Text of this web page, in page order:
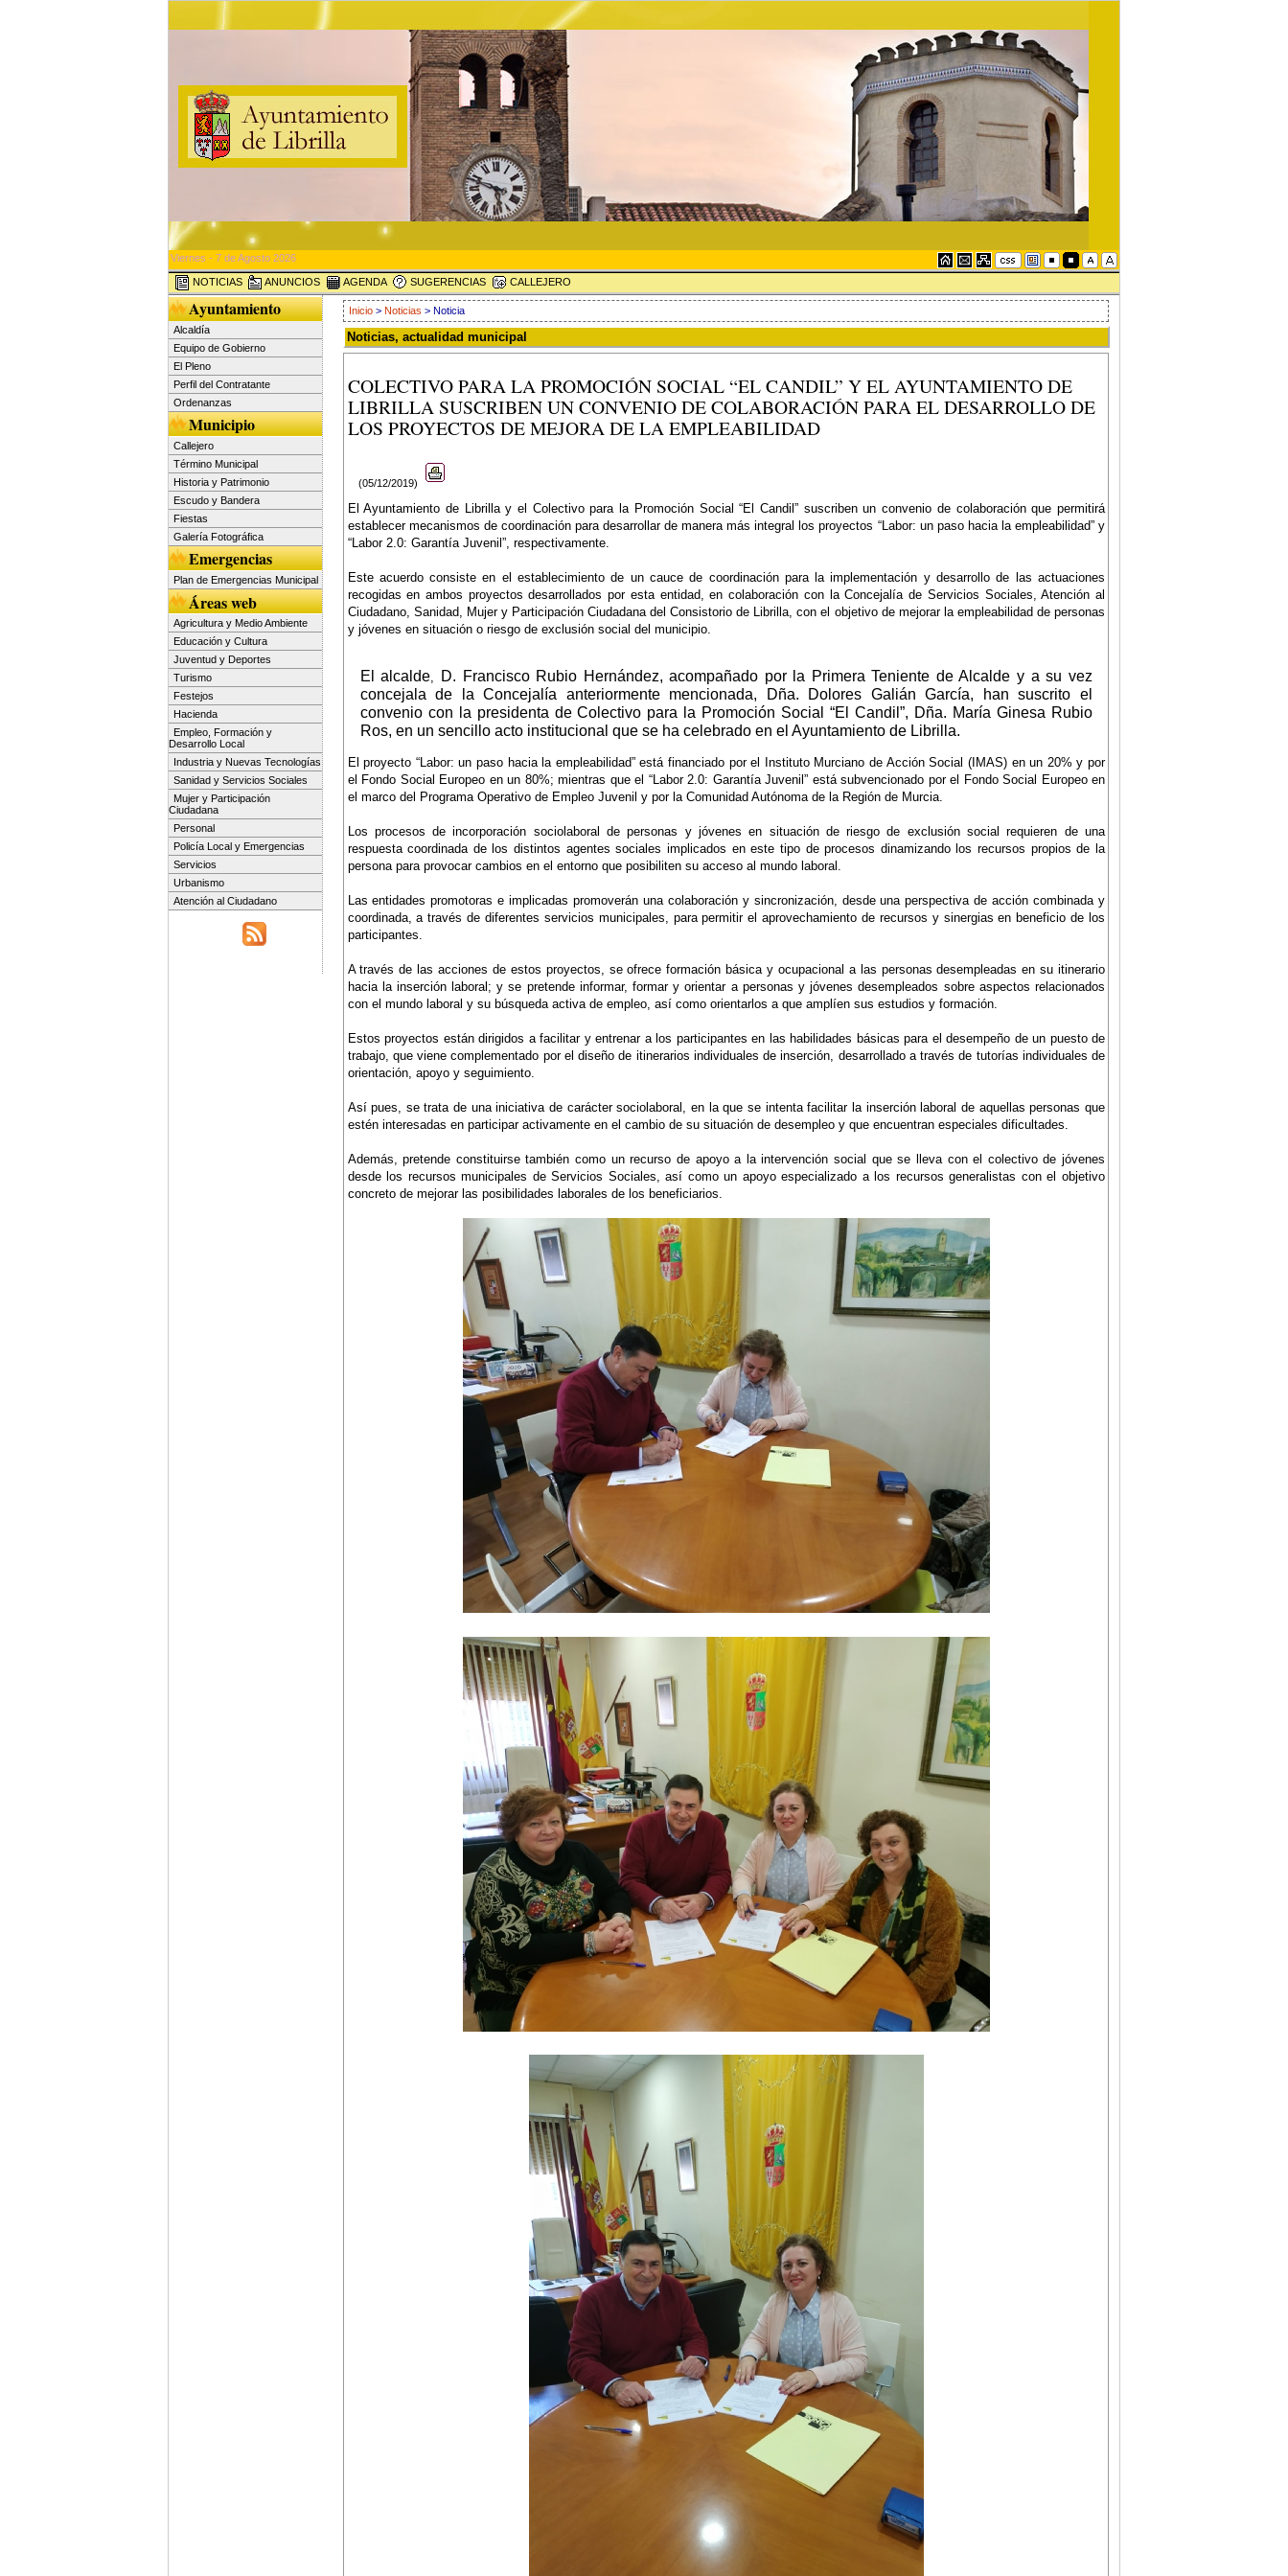
Viernes - 7 de Agosto 2026
NOTICIAS ANUNCIOS AGENDA SUGERENCIAS CALLEJERO
Ayuntamiento
Alcaldía
Equipo de Gobierno
El Pleno
Perfil del Contratante
Ordenanzas
Municipio
Callejero
Término Municipal
Historia y Patrimonio
Escudo y Bandera
Fiestas
Galería Fotográfica
Emergencias
Plan de Emergencias Municipal
Áreas web
Agricultura y Medio Ambiente
Educación y Cultura
Juventud y Deportes
Turismo
Festejos
Hacienda
Empleo, Formación y
Desarrollo Local
Industria y Nuevas Tecnologías
Sanidad y Servicios Sociales
Mujer y Participación
Ciudadana
Personal
Policía Local y Emergencias
Servicios
Urbanismo
Atención al Ciudadano
Inicio > Noticias > Noticia
Noticias, actualidad municipal
COLECTIVO PARA LA PROMOCIÓN SOCIAL “EL CANDIL” Y EL AYUNTAMIENTO DE
LIBRILLA SUSCRIBEN UN CONVENIO DE COLABORACIÓN PARA EL DESARROLLO DE
LOS PROYECTOS DE MEJORA DE LA EMPLEABILIDAD
(05/12/2019)
El Ayuntamiento de Librilla y el Colectivo para la Promoción Social “El Candil” suscriben un convenio de colaboración que permitirá
establecer mecanismos de coordinación para desarrollar de manera más integral los proyectos “Labor: un paso hacia la empleabilidad” y
“Labor 2.0: Garantía Juvenil”, respectivamente.
Este acuerdo consiste en el establecimiento de un cauce de coordinación para la implementación y desarrollo de las actuaciones
recogidas en ambos proyectos desarrollados por esta entidad, en colaboración con la Concejalía de Servicios Sociales, Atención al
Ciudadano, Sanidad, Mujer y Participación Ciudadana del Consistorio de Librilla, con el objetivo de mejorar la empleabilidad de personas
y jóvenes en situación o riesgo de exclusión social del municipio.
El alcalde, D. Francisco Rubio Hernández,acompañado por la Primera Teniente de Alcalde y a su vez
concejala de la Concejalía anteriormente mencionada, Dña. Dolores Galián García, han suscrito el
convenio con la presidenta de Colectivo para la Promoción Social “El Candil”, Dña. María Ginesa Rubio
Ros, en un sencillo acto institucional que se ha celebrado en el Ayuntamiento de Librilla.
El proyecto “Labor: un paso hacia la empleabilidad” está financiado por el Instituto Murciano de Acción Social (IMAS) en un 20% y por
el Fondo Social Europeo en un 80%; mientras que el “Labor 2.0: Garantía Juvenil” está subvencionado por el Fondo Social Europeo en
el marco del Programa Operativo de Empleo Juvenil y por la Comunidad Autónoma de la Región de Murcia.
Los procesos de incorporación sociolaboral de personas y jóvenes en situación de riesgo de exclusión social requieren de una
respuesta coordinada de los distintos agentes sociales implicados en este tipo de procesos dinamizando los recursos propios de la
persona para provocar cambios en el entorno que posibiliten su acceso al mundo laboral.
Las entidades promotoras e implicadas promoverán una colaboración y sincronización, desde una perspectiva de acción combinada y
coordinada, a través de diferentes servicios municipales, para permitir el aprovechamiento de recursos y sinergias en beneficio de los
participantes.
A través de las acciones de estos proyectos, se ofrece formación básica y ocupacional a las personas desempleadas en su itinerario
hacia la inserción laboral; y se pretende informar, formar y orientar a personas y jóvenes desempleados sobre aspectos relacionados
con el mundo laboral y su búsqueda activa de empleo, así como orientarlos a que amplíen sus estudios y formación.
Estos proyectos están dirigidos a facilitar y entrenar a los participantes en las habilidades básicas para el desempeño de un puesto de
trabajo, que viene complementado por el diseño de itinerarios individuales de inserción, desarrollado a través de tutorías individuales de
orientación, apoyo y seguimiento.
Así pues, se trata de una iniciativa de carácter sociolaboral, en la que se intenta facilitar la inserción laboral de aquellas personas que
estén interesadas en participar activamente en el cambio de su situación de desempleo y que encuentran especiales dificultades.
Además, pretende constituirse también como un recurso de apoyo a la intervención social que se lleva con el colectivo de jóvenes
desde los recursos municipales de Servicios Sociales, así como un apoyo especializado a los recursos generalistas con el objetivo
concreto de mejorar las posibilidades laborales de los beneficiarios.